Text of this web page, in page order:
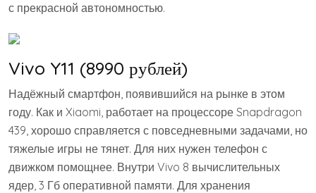
с прекрасной автономностью.
Vivo Y11 (8990 рублей)
Надёжный смартфон, появившийся на рынке в этом
году. Как и Xiaomi, работает на процессоре Snapdragon
439, хорошо справляется с повседневными задачами, но
тяжелые игры не тянет. Для них нужен телефон с
движком помощнее. Внутри Vivo 8 вычислительных
ядер, 3 Гб оперативной памяти. Для хранения